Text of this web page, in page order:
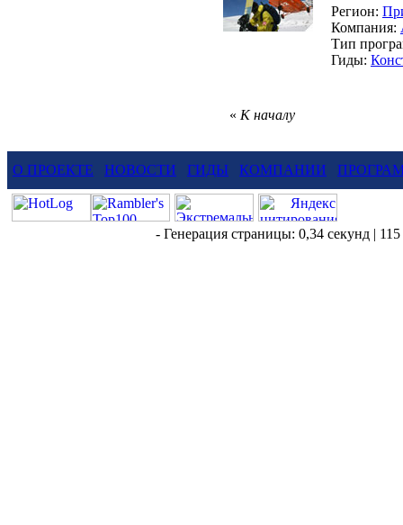
Регион:
Компания:
Тип
Гиды:
« К началу
О ПРОЕКТЕ НОВОСТИ ГИДЫ КОМПАНИИ
- Генерация страницы: 0,34 секунд |